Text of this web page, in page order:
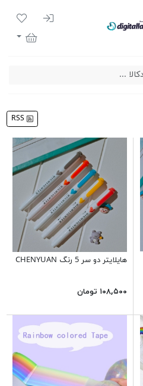
ورود به
لیست
سبد خرید
RSS
هایلایتر دو سر 5 رنگ CHENYUAN
۱۰۸,۵۰۰ تومان